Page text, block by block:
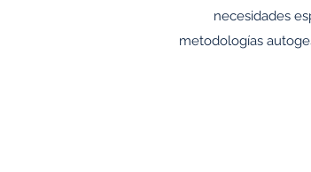
necesidades
metodologías